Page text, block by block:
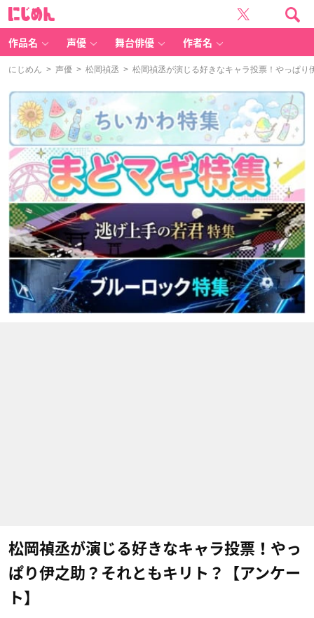
作品名 声優 舞台俳優 作者名
にじめん > 声優 > 松岡禎丞 > 松岡禎丞が演じる好きなキャラ投票！やっぱり
松岡禎丞が演じる好きなキャラ投票！やっ
ぱり伊之助？それともキリト？【アンケー
ト】